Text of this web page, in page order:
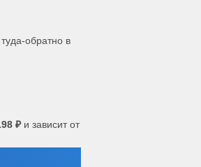
обратно в
₽ и зависит от